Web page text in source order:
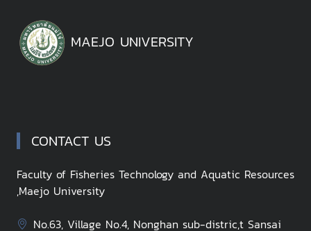
MAEJO UNIVERSITY
CONTACT US
Faculty of Fisheries Technology and Aquatic Resources
,Maejo University
No.63, Village No.4, Nonghan sub-distric,t Sansai